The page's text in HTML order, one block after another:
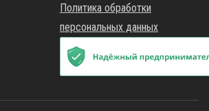
Политика обработки
персональных данных